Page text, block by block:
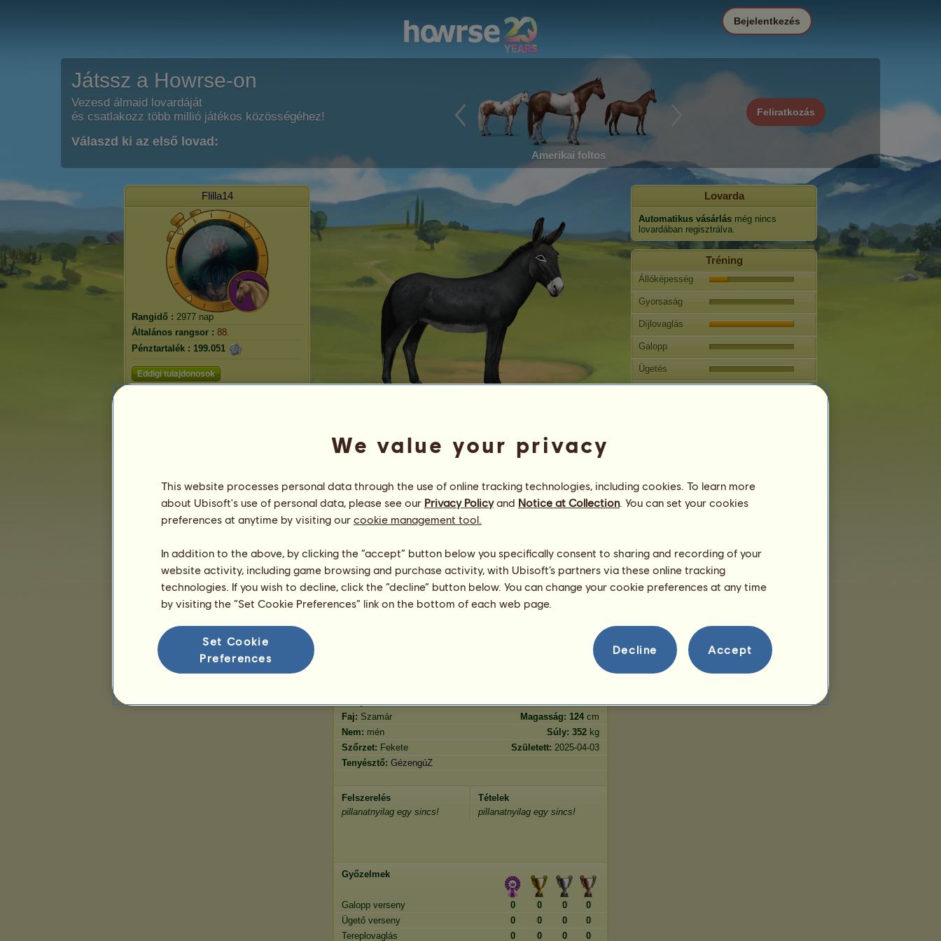
Játssz a Howrse-on
Vezesd álmaid lovardáját
és csatlakozz több millió játékos közösségéhez!
Válaszd ki az első lovad:
Amerikai foltos
Feliratkozás
Bejelentkezés
Flilla14
Rangidő : 2977 nap
Általános rangsor : 88.
Pénztartalék : 199.051
Eddigi tulajdonosok
Automatikus vásárlás
18:30
Energia 23 %
Egészség
100%
Képességek Összesen:174.83
Gyorsaság
Díjlovaglás
54.35
Galopp
32.50
Faj: Szamár Magasság: 124 cm
Nem: mén Súly: 352 kg
Szőrzet: Fekete Született: 2025-04-03
Tenyésztő: GézengúZ
Felszerelés
pillanatnyilag egy sincs!
Tételek
pillanatnyilag egy sincs!
Győzelmek
Galopp verseny 0 0 0
0
Ügető verseny
0 0 0
0
Tereplovaglás
0 0 0 0
Lovarda
Automatikus vásárlás még nincs
lovardában regisztrálva.
Tréning
Állóképesség
Gyorsaság
Díjlovaglás
Galopp
Ügetés
Családfa
Ivadék
We value your privacy
This website processes personal data through the use of online tracking technologies, including cookies. To learn more
about Ubisoft's use of personal data, please see our Privacy Policyand Notice at Collection. You can set your cookies
preferences at anytime by visiting our cookie management tool.
In addition to the above, by clicking the “accept” button below you specifically consent to sharing and recording of your
website activity, including game browsing and purchase activity, with Ubisoft’s partners via these online tracking
technologies. If you wish to decline, click the “decline” button below. You can change your cookie preferences at any time
by visiting the “Set Cookie Preferences” link on the bottom of each web page.
Set Cookie
Preferences
Decline Accept